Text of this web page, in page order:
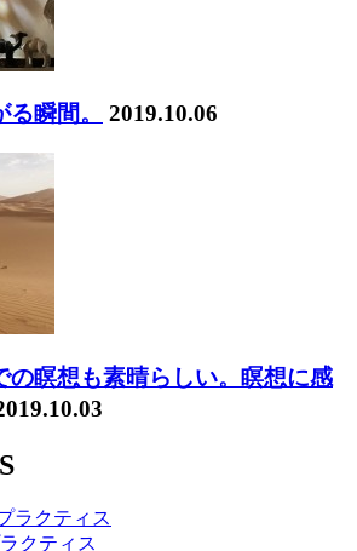
瞬間。 2019.10.06
の瞑想も素晴らしい。瞑想に感
ラクティス
クティス